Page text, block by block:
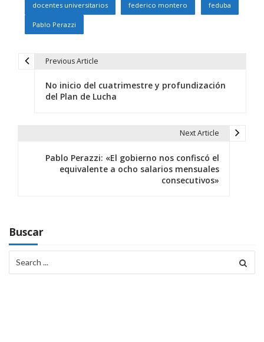
docentes universitarios federico montero feduba
Pablo Perazzi
ó
n
Previous Article
No inicio del cuatrimestre y profundización
del Plan de Lucha
Next Article
Pablo Perazzi: «El gobierno nos confiscó el
equivalente a ocho salarios mensuales
consecutivos»
Buscar
for: